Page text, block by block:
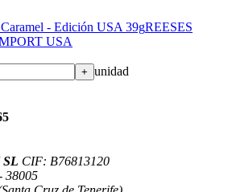
- Edición USA 39gREESES
USA
+ unidad
CIF: B76813120
38005